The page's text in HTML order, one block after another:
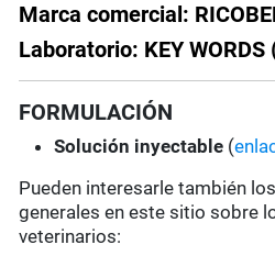
Marca comercial:
Laboratorio: KEY WORDS
FORMULACIÓN
Solución inyectable (
Pueden interesarle también
generales en este sitio sobre
veterinarios: